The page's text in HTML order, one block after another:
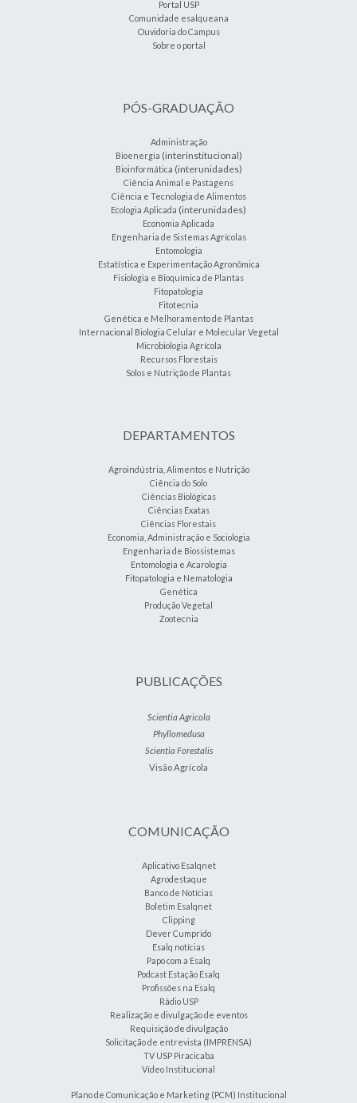
Portal USP
Comunidade esalqueana
Ouvidoria do Campus
Sobre o portal
PÓS-GRADUAÇÃO
Administração
Bioenergia (interinstitucional)
Bioinformática (interunidades)
Ciência Animal e Pastagens
Ciência e Tecnologia de Alimentos
Ecologia Aplicada (interunidades)
Economia Aplicada
Engenharia de Sistemas Agrícolas
Entomologia
Estatística e Experimentação Agronômica
Fisiologia e Bioquímica de Plantas
Fitopatologia
Fitotecnia
Genética e Melhoramento de Plantas
Internacional Biologia Celular e Molecular Vegetal
Microbiologia Agrícola
Recursos Florestais
Solos e Nutrição de Plantas
DEPARTAMENTOS
Agroindústria, Alimentos e Nutrição
Ciência do Solo
Ciências Biológicas
Ciências Exatas
Ciências Florestais
Economia, Administração e Sociologia
Engenharia de Biossistemas
Entomologia e Acarologia
Fitopatologia e Nematologia
Genética
Produção Vegetal
Zootecnia
PUBLICAÇÕES
Scientia Agricola
Phyllomedusa
Scientia Forestalis
Visão Agrícola
COMUNICAÇÃO
Aplicativo Esalqnet
Agrodestaque
Banco de Notícias
Boletim Esalqnet
Clipping
Dever Cumprido
Esalq notícias
Papo com a Esalq
Podcast Estação Esalq
Profissões na Esalq
Rádio USP
Realização e divulgação de eventos
Requisição de divulgação
Solicitação de entrevista (IMPRENSA)
TV USP Piracicaba
Vídeo Institucional
Plano de Comunicação e Marketing (PCM) Institucional